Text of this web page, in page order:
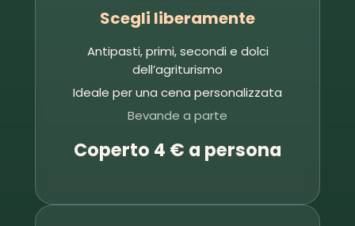
Scegli liberamente
Antipasti, primi, secondi e dolci
dell’agriturismo
Ideale per una cena personalizzata
Bevande a parte
Coperto 4 € a persona